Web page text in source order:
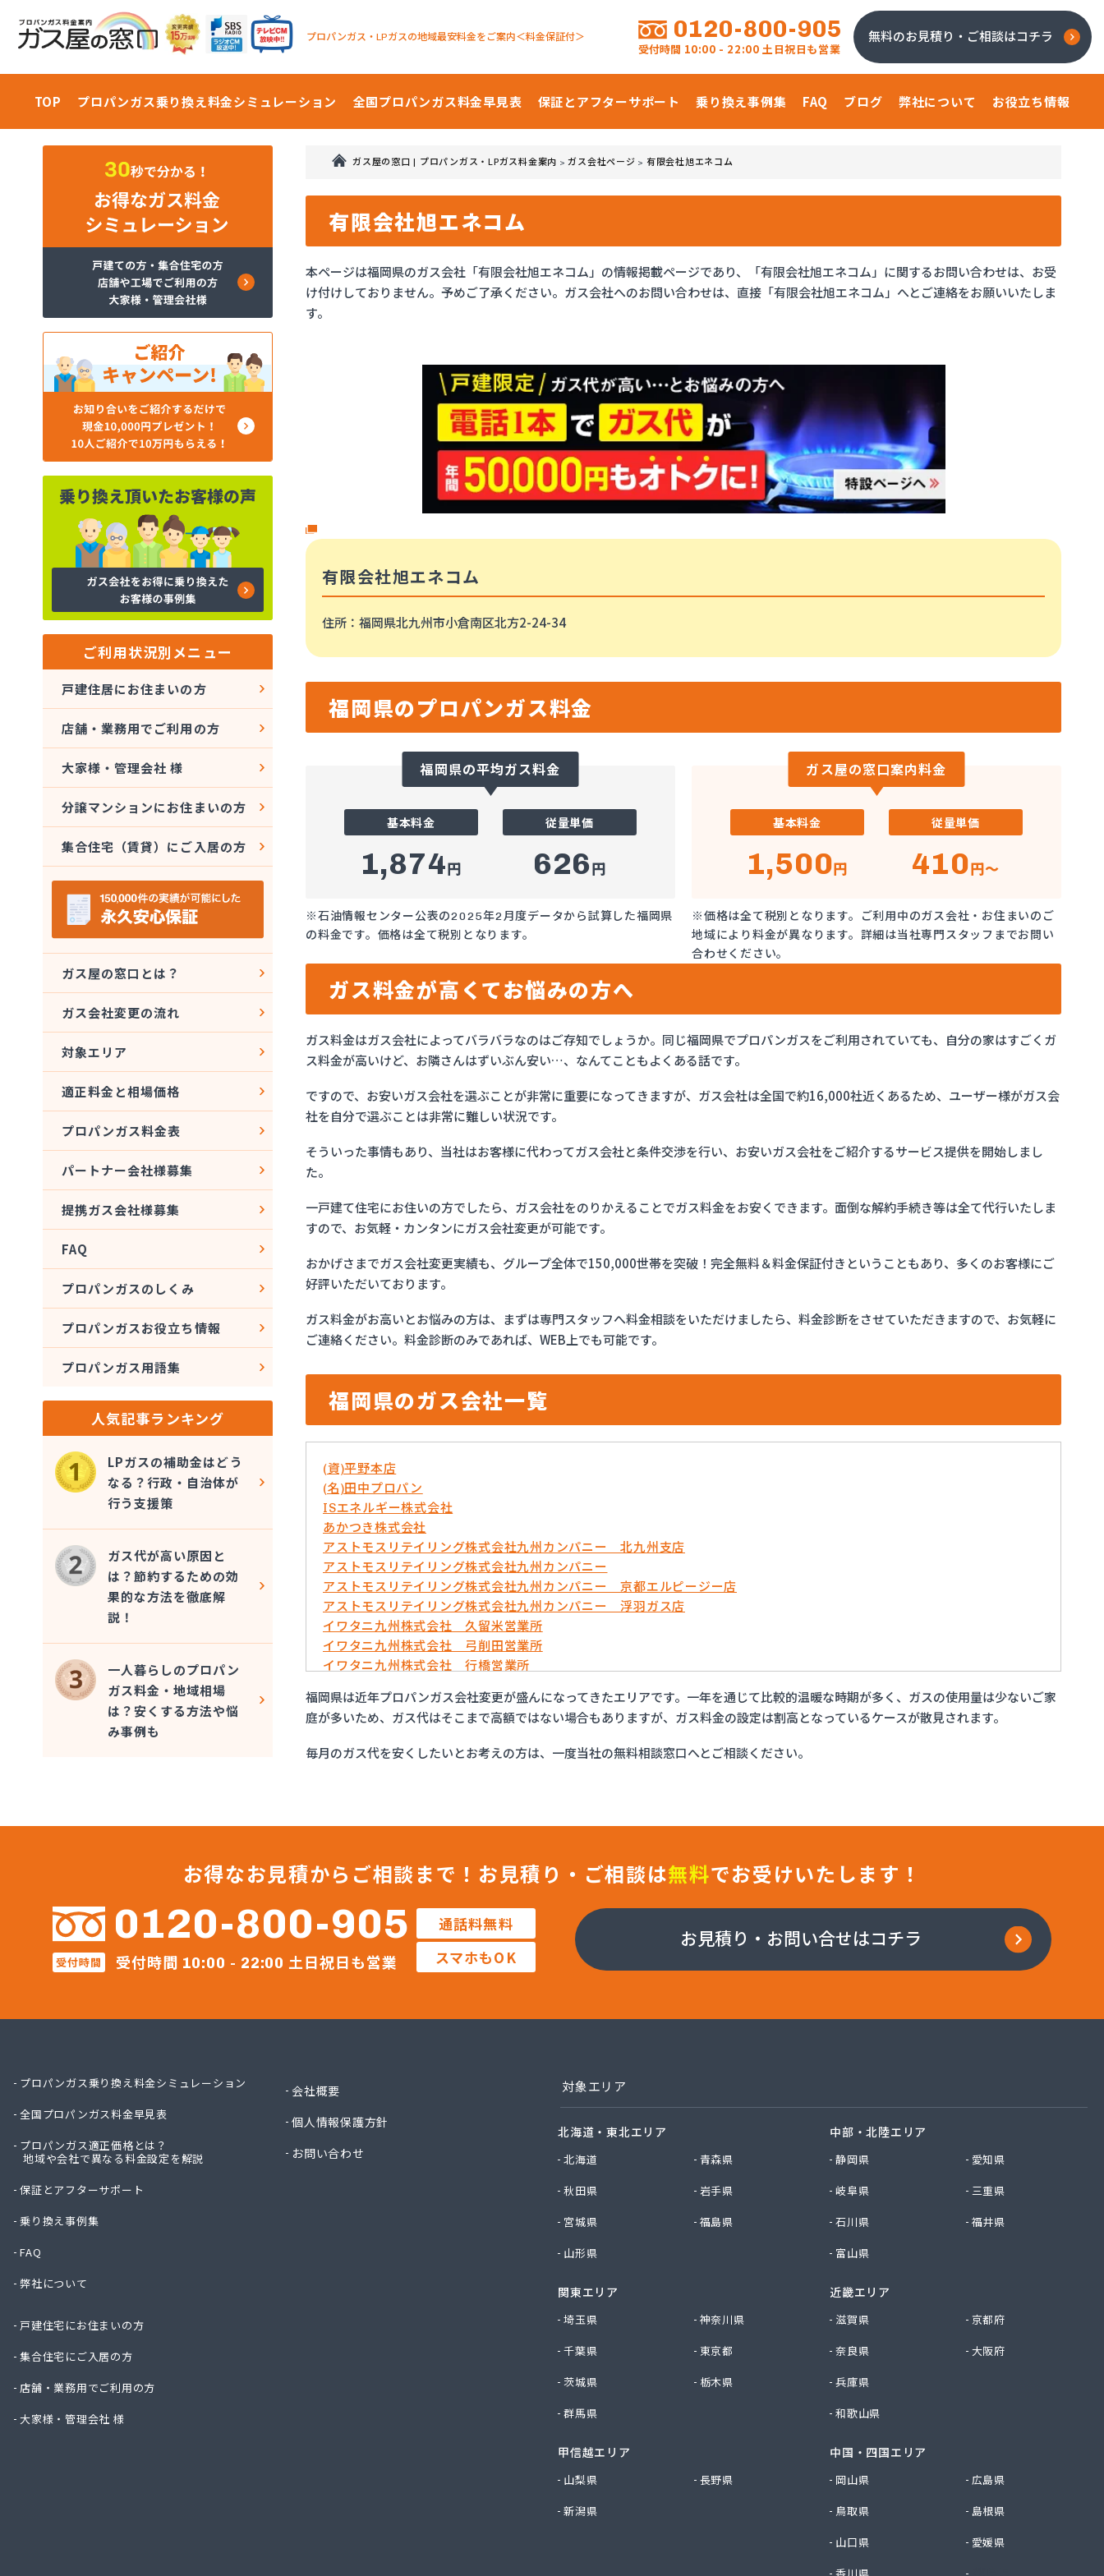
プロパンガス・LPガスの地域最安料金をご案内＜料金保証付＞ 0120-800-905
受付時間 10:00 - 22:00 土日祝日も営業
無料のお見積り・ご相談はコチラ
TOP プロパンガス乗り換え料金シミュレーション 全国プロパンガス料金早見表 保証とアフターサポート 乗り換え事例集 FAQ ブログ 弊社について お役立ち情報
ガス屋の窓口 | プロパンガス・LPガス料金案内 >ガス会社ページ > 有限会社旭エネコム
有限会社旭エネコム
本ページは福岡県のガス会社「有限会社旭エネコム」の情報掲載ページであり、「有限会社旭エネコム」に関するお問い合わせは、お受
け付けしておりません。予めご了承ください。ガス会社へのお問い合わせは、直接「有限会社旭エネコム」へとご連絡をお願いいたしま
す。
有限会社旭エネコム
住所 ：福岡県北九州市小倉南区北方2-24-34
福岡県のプロパンガス料金
福岡県の平均ガス料金
基本料金
1,874円
従量単価
626円
※石油情報センター公表の2025年2月度データから試算した福岡県
の料金です。価格は全て税別となります。
ガス屋の窓口案内料金
基本料金
1,500円
従量単価
410円～
※価格は全て税別となります。ご利用中のガス会社・お住まいのご
地域により料金が異なります。詳細は当社専門スタッフまでお問い
合わせください。
ガス料金が高くてお悩みの方へ
ガス料金はガス会社によってバラバラなのはご存知でしょうか。同じ福岡県でプロパンガスをご利用されていても、自分の家はすごくガ
ス料金が高いけど、お隣さんはずいぶん安い…、なんてこともよくある話です。
ですので、お安いガス会社を選ぶことが非常に重要になってきますが、ガス会社は全国で約16,000社近くあるため、ユーザー様がガス会
社を自分で選ぶことは非常に難しい状況です。
そういった事情もあり、当社はお客様に代わってガス会社と条件交渉を行い、お安いガス会社をご紹介するサービス提供を開始しまし
た。
一戸建て住宅にお住いの方でしたら、ガス会社をのりかえることでガス料金をお安くできます。面倒な解約手続き等は全て代行いたしま
すので、お気軽・カンタンにガス会社変更が可能です。
おかげさまでガス会社変更実績も、グループ全体で150,000世帯を突破！完全無料＆料金保証付きということもあり、多くのお客様にご
好評いただいております。
ガス料金がお高いとお悩みの方は、まずは専門スタッフへ料金相談をいただけましたら、料金診断をさせていただきますので、お気軽に
ご連絡ください。料金診断のみであれば、WEB上でも可能です。
福岡県のガス会社一覧
(資)平野本店
(名)田中プロパン
ISエネルギー株式会社
あかつき株式会社
アストモスリテイリング株式会社九州カンパニー 北九州支店
アストモスリテイリング株式会社九州カンパニー
アストモスリテイリング株式会社九州カンパニー 京都エルピージー店
アストモスリテイリング株式会社九州カンパニー 浮羽ガス店
イワタニ九州株式会社 久留米営業所
イワタニ九州株式会社 弓削田営業所
イワタニ九州株式会社 行橋営業所
イワタニ九州株式会社 福岡西営業所
イワタニ九州株式会社 北九州支店
グリーンホーム株式会社
ケイ・ティ液化ガス
サンダーガス株式会社 苅原店
セイフティガス株式会社
セブンガス株式会社
ダイネン株式会社 北九州営業所
テックホームガス株式会社
ナラヤ商店
ホ－ムガス商事有限会社
安永興産株式会社
安永米穀販売店
安部燃料店
福岡県は近年プロパンガス会社変更が盛んになってきたエリアです。一年を通じて比較的温暖な時期が多く、ガスの使用量は少ないご家
庭が多いため、ガス代はそこまで高額ではない場合もありますが、ガス料金の設定は割高となっているケースが散見されます。
毎月のガス代を安くしたいとお考えの方は、一度当社の無料相談窓口へとご相談ください。
ご利用状況別メニュー
戸建住居にお住まいの方
店舗・業務用でご利用の方
大家様・管理会社 様
分譲マンションにお住まいの方
集合住宅（賃貸）にご入居の方
ガス屋の窓口とは？
ガス会社変更の流れ
対象エリア
適正料金と相場価格
プロパンガス料金表
パートナー会社様募集
提携ガス会社様募集
FAQ
プロパンガスのしくみ
プロパンガスお役立ち情報
プロパンガス用語集
人気記事ランキング
LPガスの補助金はどう
なる？行政・自治体が
行う支援策
ガス代が高い原因と
は？節約するための効
果的な方法を徹底解
説！
一人暮らしのプロパン
ガス料金・地域相場
は？安くする方法や悩
み事例も
お得なお見積からご相談まで！ お見積り・ご相談は無料でお受けいたします！
0120-800-905
受付時間 受付時間 10:00 - 22:00 土日祝日も営業
通話料無料
スマホもOK
お見積り・お問い合せはコチラ
プロパンガス乗り換え料金シミュレーション
全国プロパンガス料金早見表
プロパンガス適正価格とは？
地域や会社で異なる料金設定を解説
保証とアフターサポート
乗り換え事例集
FAQ
弊社について
戸建住宅にお住まいの方
集合住宅にご入居の方
店舗・業務用でご利用の方
大家様・管理会社 様
会社概要
個人情報保護方針
お問い合わせ
対象エリア
北海道・東北エリア
北海道
青森県
秋田県
岩手県
宮城県
福島県
山形県
関東エリア
埼玉県
神奈川県
千葉県
東京都
茨城県
栃木県
群馬県
甲信越エリア
山梨県
長野県
新潟県
中部・北陸エリア
静岡県
愛知県
岐阜県
三重県
石川県
福井県
富山県
近畿エリア
滋賀県
京都府
奈良県
大阪府
兵庫県
和歌山県
中国・四国エリア
岡山県
広島県
鳥取県
島根県
山口県
愛媛県